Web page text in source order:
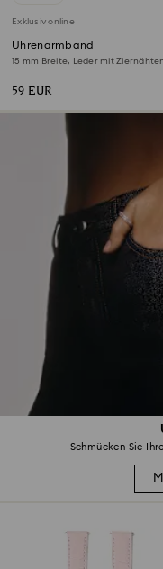
Schmücken Sie
Exklusiv online
Uhrenarmband
15 mm Breite, Leder mit
59 EUR